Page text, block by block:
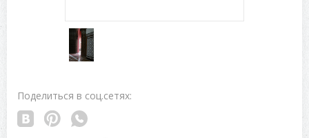
Поделиться в соц.сетях: